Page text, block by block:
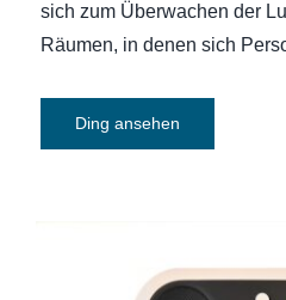
sich zum Überwachen der
Räumen, in denen sich
Ding ansehen